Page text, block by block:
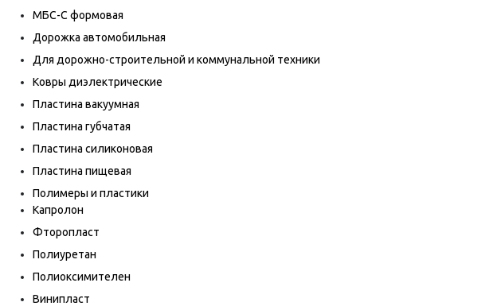
МБС-С формовая
Дорожка автомобильная
Для дорожно-строительной и коммунальной техники
Ковры диэлектрические
Пластина вакуумная
Пластина губчатая
Пластина силиконовая
Пластина пищевая
Полимеры и пластики
Капролон
Фторопласт
Полиуретан
Полиоксимителен
Винипласт